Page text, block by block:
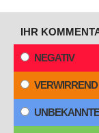
IHR
NEGATIV
VERWIRREND
UNBEKANNTE